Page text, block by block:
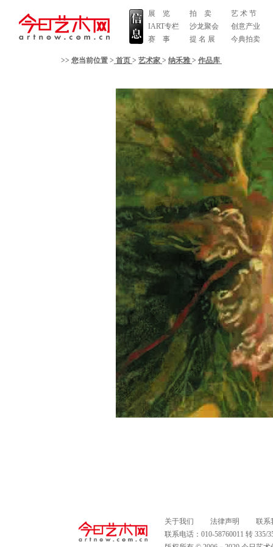
展 览
IART专栏
赛 事
拍 卖
沙龙聚会
提 名 展
艺 术 节
创意产业
今典拍卖
>> 您当前位置 > 首页 > 艺术家 > 纳禾雅 > 作品库
关于我们 法律声明
联系
联系电话：010-58760011 转